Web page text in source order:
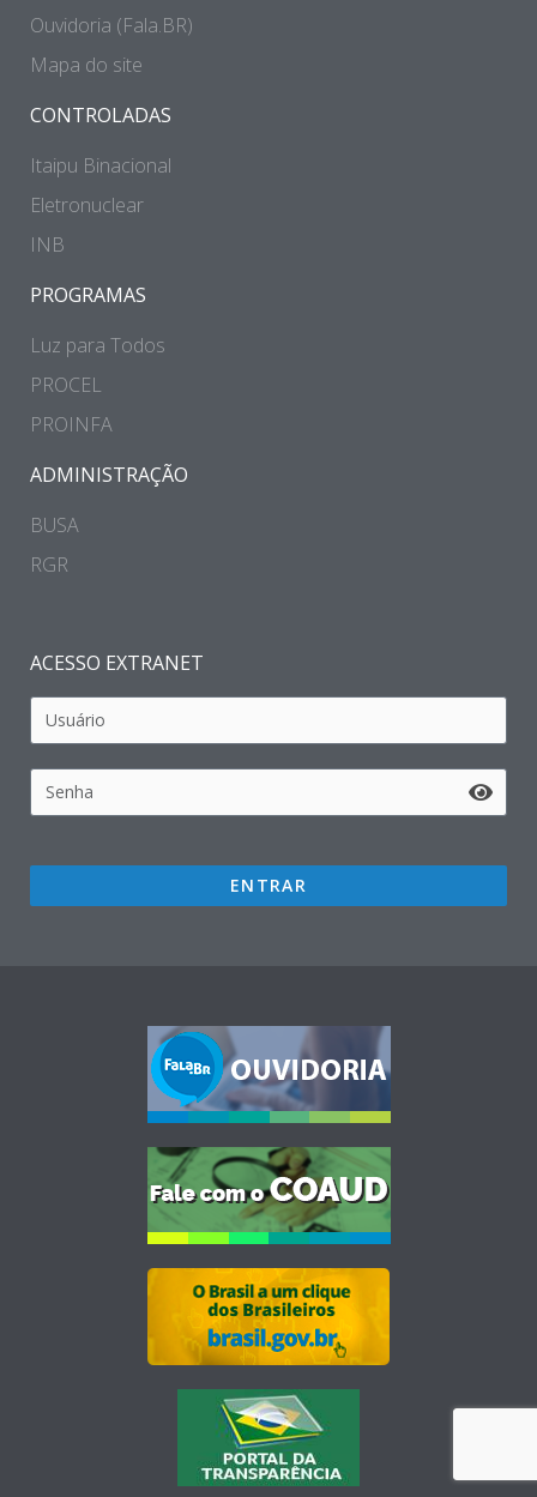
Ouvidoria (Fala.BR)
Mapa do site
CONTROLADAS
Itaipu Binacional
Eletronuclear
INB
PROGRAMAS
Luz para Todos
PROCEL
PROINFA
ADMINISTRAÇÃO
BUSA
RGR
ACESSO EXTRANET
ENTRAR